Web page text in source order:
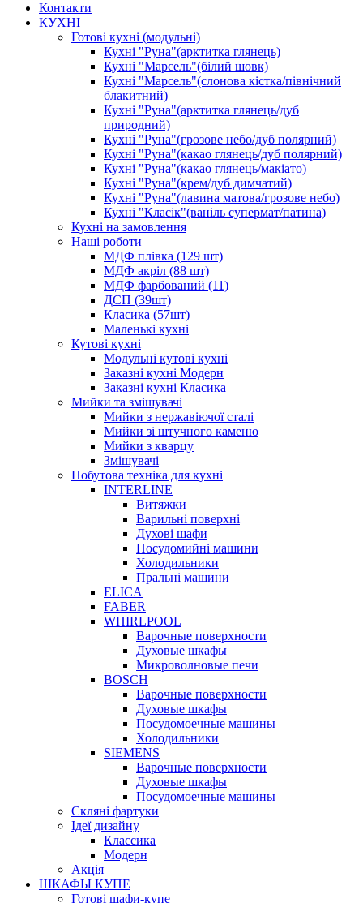
Контакти
КУХНІ
Готові кухні (модульні)
Кухні "Руна"(арктитка глянець)
Кухні "Марсель"(білий шовк)
Кухні "Марсель"(слонова кістка/північний
блакитний)
Кухні "Руна"(арктитка глянець/дуб
природний)
Кухні "Руна"(грозове небо/дуб полярний)
Кухні "Руна"(какао глянець/дуб полярний)
Кухні "Руна"(какао глянець/макіато)
Кухні "Руна"(крем/дуб димчатий)
Кухні "Руна"(лавина матова/грозове небо)
Кухні "Класік"(ваніль супермат/патина)
Кухні на замовлення
Наші роботи
МДФ плівка (129 шт)
МДФ акріл (88 шт)
МДФ фарбований (11)
ДСП (39шт)
Класика (57шт)
Маленькі кухні
Кутові кухні
Модульні кутові кухні
Заказні кухні Модерн
Заказні кухні Класика
Мийки та змішувачі
Мийки з нержавіючої сталі
Мийки зі штучного каменю
Мийки з кварцу
Змішувачі
Побутова техніка для кухні
INTERLINE
Витяжки
Варильні поверхні
Духові шафи
Посудомийні машини
Холодильники
Пральні машини
ELICA
FABER
WHIRLPOOL
Варочные поверхности
Духовые шкафы
Микроволновые печи
BOSCH
Варочные поверхности
Духовые шкафы
Посудомоечные машины
Холодильники
SIEMENS
Варочные поверхности
Духовые шкафы
Посудомоечные машины
Скляні фартуки
Ідеї дизайну
Класcика
Модерн
Акція
ШКАФЫ КУПЕ
Готові шафи-купе